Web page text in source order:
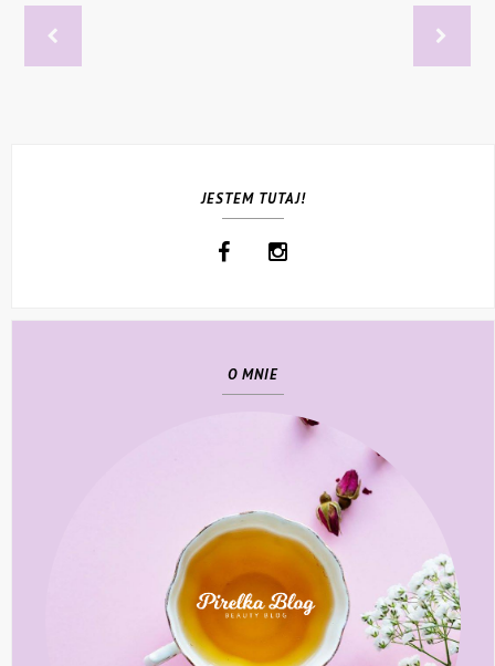
JESTEM TUTAJ!
O MNIE